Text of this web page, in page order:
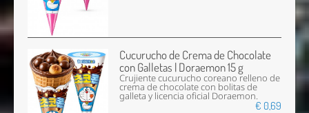
Cucurucho de Crema de Chocolate
con Galletas | Doraemon 15 g
Crujiente cucurucho coreano relleno de
crema de chocolate con bolitas de
galleta y licencia oficial Doraemon.
€ 0,69